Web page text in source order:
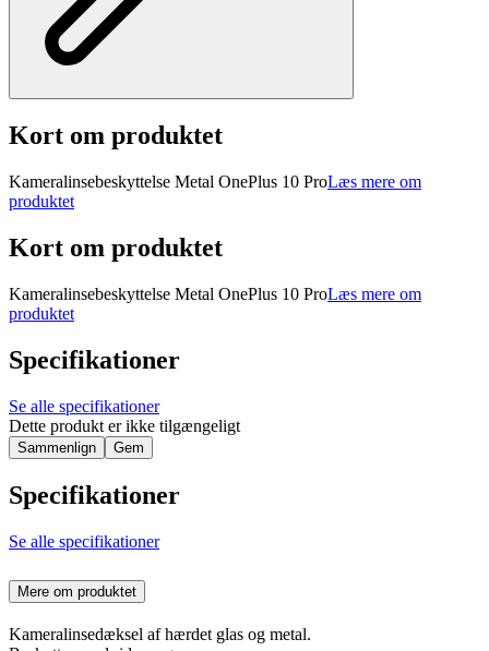
Kort om produktet
Kameralinsebeskyttelse Metal OnePlus 10 ProLæs mere om
produktet
Kort om produktet
Kameralinsebeskyttelse Metal OnePlus 10 ProLæs mere om
produktet
Specifikationer
Se alle specifikationer
Dette produkt er ikke tilgængeligt
Sammenlign Gem
Specifikationer
Se alle specifikationer
Mere om produktet
Kameralinsedæksel af hærdet glas og metal.